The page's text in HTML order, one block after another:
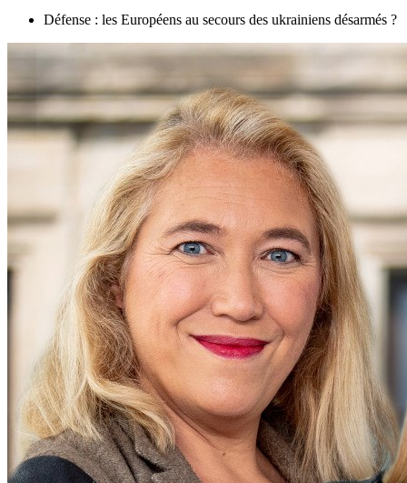
Défense : les Européens au secours des ukrainiens désarmés ?